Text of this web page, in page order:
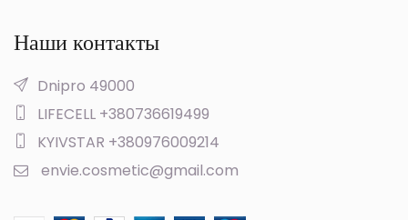
Наши контакты
Dnipro 49000
LIFECELL +380736619499
KYIVSTAR +380976009214
envie.cosmetic@gmail.com